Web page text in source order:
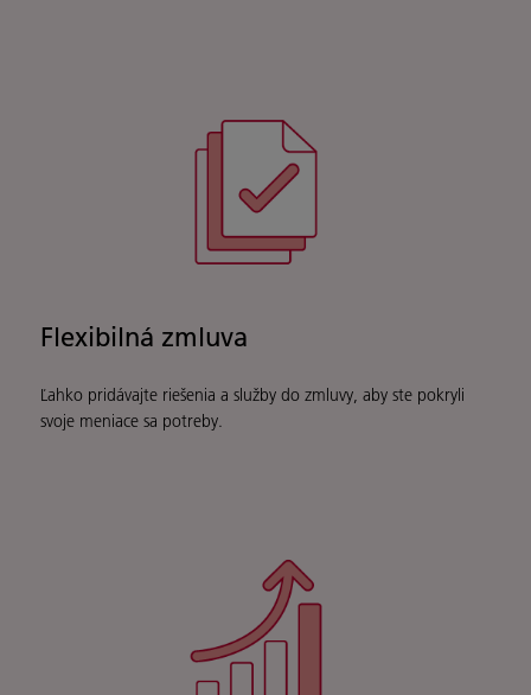
Flexibilná zmluva
Ľahko pridávajte riešenia a služby do zmluvy, aby ste pokryli
svoje meniace sa potreby.